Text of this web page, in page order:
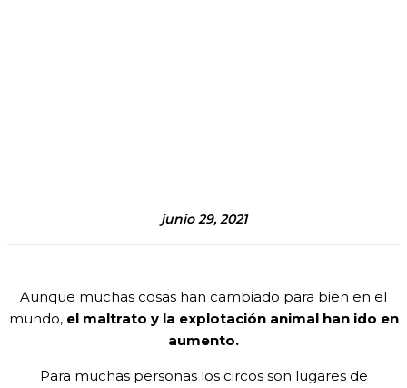
junio 29, 2021
Aunque muchas cosas han cambiado para bien en el
mundo,el maltrato y la explotación animal han ido en
aumento.
Para muchas personas los circos son lugares de